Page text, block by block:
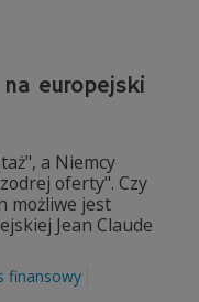
europejski
a Niemcy
oferty". Czy
możliwe jest
Jean Claude
finansowy